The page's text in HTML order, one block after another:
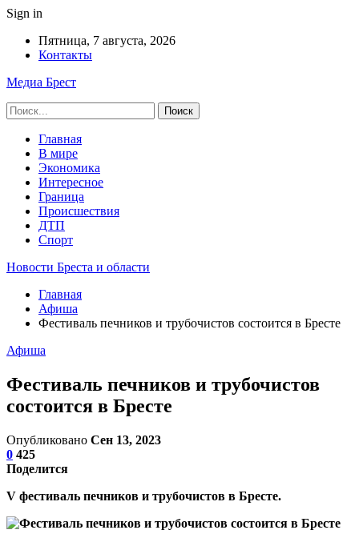
Sign in
Пятница, 7 августа, 2026
Контакты
Медиа Брест
Главная
В мире
Экономика
Интересное
Граница
Происшествия
ДТП
Спорт
Новости Бреста и области
Главная
Афиша
Фестиваль печников и трубочистов состоится в Бресте
Афиша
Фестиваль печников и трубочистов
состоится в Бресте
Опубликовано Сен 13, 2023
0 425
Поделится
V фестиваль печников и трубочистов в Бресте.